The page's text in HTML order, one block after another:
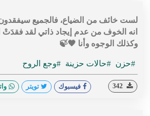
لست خائف من الضياع، فالجميع
انه الخوف من عدم إيجاد ذاتي لقد فقدَتْ
وكذلك الوجوه وأنا 🖤🍃
#حزن #حالات حزينة #وجع الروح
فيسبوك تويتر